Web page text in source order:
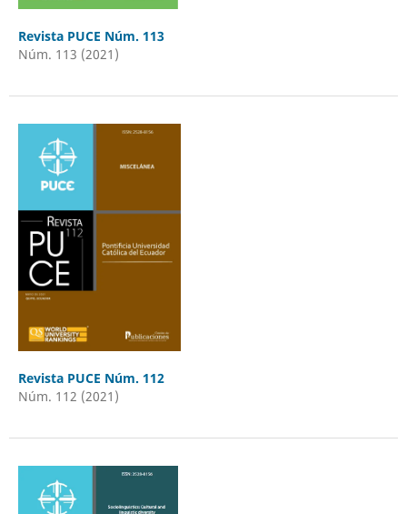
Revista PUCE Núm. 113
Núm. 113 (2021)
Revista PUCE Núm. 112
Núm. 112 (2021)